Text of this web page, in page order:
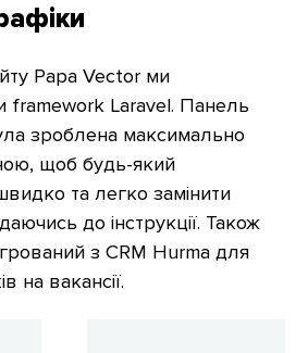
Papa Vector ми
framework Laravel. Панель
зроблена максимально
щоб будь-який
та легко замінити
до інструкції. Також
з CRM Hurma для
на вакансії.